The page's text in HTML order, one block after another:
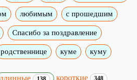
любимым с прошедшим
Спасибо за поздравление
родственнице куме куму
длинные короткие 348